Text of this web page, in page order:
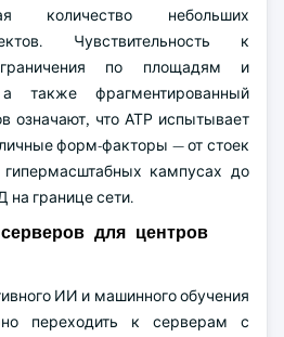
количество небольших
Чувствительность к
по площадям и
а также фрагментированный
означают, что АТР испытывает
форм-факторы — от стоек
кампусах до
границе сети.
для центров
ИИ и машинного обучения
переходить к серверам с